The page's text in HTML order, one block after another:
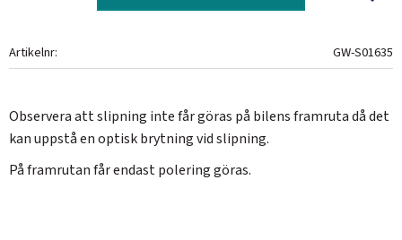
Artikelnr GW-S01635
Observera att slipning inte får göras på bilens framruta då det
kan uppstå en optisk brytning vid slipning.
På framrutan får endast polering göras.